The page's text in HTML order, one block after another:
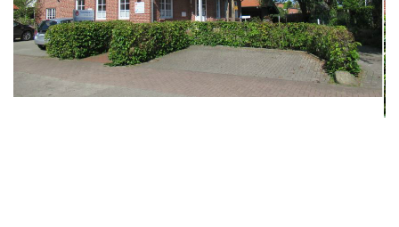
Großtierpraxis
Kontakt & Anfahrt